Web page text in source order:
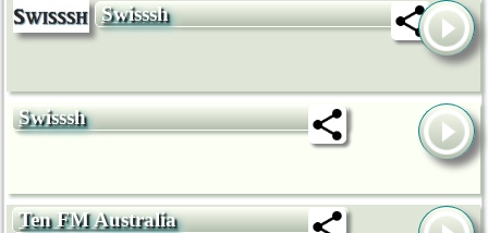
Swisssh
Swisssh
Ten FM Australia